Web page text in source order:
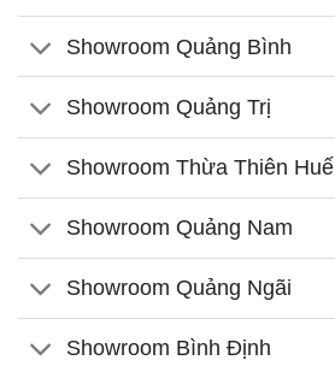
Showroom Quảng Bình
Showroom Quảng Trị
Showroom Thừa Thiên Huế
Showroom Quảng Nam
Showroom Quảng Ngãi
Showroom Bình Định